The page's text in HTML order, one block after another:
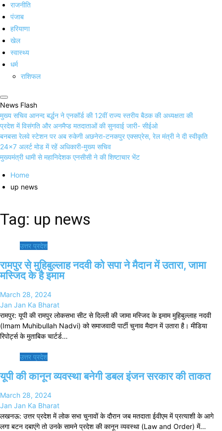
राजनीति
पंजाब
हरियाणा
खेल
स्वास्थ्य
धर्म
राशिफल
News Flash
मुख्य सचिव आनन्द बर्द्धन ने एनकॉर्ड की 12वीं राज्य स्तरीय बैठक की अध्यक्षता की
प्रदेश में विसंगति और अनमैप्ड मतदाताओं की सुनवाई जारी- सीईओ
बनबसा रेलवे स्टेशन पर अब रुकेगी अछनेरा-टनकपुर एक्सप्रेस, रेल मंत्री ने दी स्वीकृति
24×7 अलर्ट मोड में रहें अधिकारी-मुख्य सचिव
मुख्यमंत्री धामी से महानिदेशक एनसीसी ने की शिष्टाचार भेंट
Home
up news
Tag: up news
उत्तर प्रदेश
रामपुर से मुहिबुल्लाह नदवी को सपा ने मैदान में उतारा, जामा
मस्जिद के है इमाम
March 28, 2024
Jan Jan Ka Bharat
रामपुर: यूपी की रामपुर लोकसभा सीट से दिल्ली की जामा मस्जिद के इमाम मुहिबुल्लाह नदवी
(Imam Muhibullah Nadvi) को समाजवादी पार्टी चुनाव मैदान में उतारा है। मीडिया
रिपोर्ट्स के मुताबिक चार्टर्ड…
उत्तर प्रदेश
यूपी की कानून व्यवस्था बनेगी डबल इंजन सरकार की ताकत
March 28, 2024
Jan Jan Ka Bharat
लखनऊ: उत्तर प्रदेश में लोक सभा चुनावों के दौरान जब मतदाता ईवीएम में प्रत्याशी के आगे
लगा बटन दबाएंगे तो उनके सामने प्रदेश की कानून व्यवस्था (Law and Order) में…